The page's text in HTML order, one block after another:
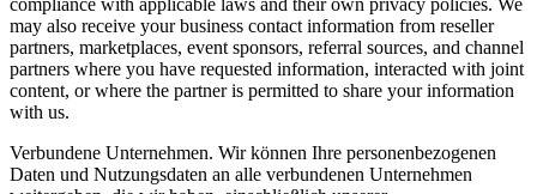
compliance with applicable laws and their own privacy policies. We
may also receive your business contact information from reseller
partners, marketplaces, event sponsors, referral sources, and channel
partners where you have requested information, interacted with joint
content, or where the partner is permitted to share your information
with us.
Verbundene Unternehmen. Wir können Ihre personenbezogenen
Daten und Nutzungsdaten an alle verbundenen Unternehmen